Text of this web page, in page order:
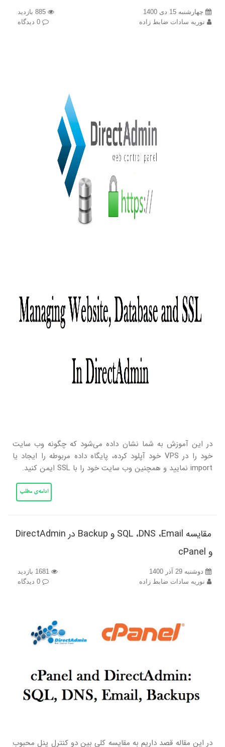
چهارشنبه 15 دی 1400
نوریه سادات ضابط زاده
در این آموزش به شما نشان داده می‌شود که چگونه وب سایت
خود را در VPS خود آپلود کرده، پایگاه داده مربوطه را ایجاد یا
import نمایید و همچنین وب سایت خود را با SSL ایمن کنید.
ادامه‌ی مطلب
مقایسه SQL ،DNS ،Email و Backup در DirectAdmin
و cPanel
دوشنبه 29 آذر 1400
نوریه سادات ضابط زاده
در این مقاله قصد داریم به مقایسه کلی بین دو کنترل پنل محبوب